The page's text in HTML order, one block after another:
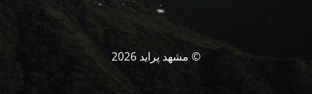
© مشهد پراید 2026